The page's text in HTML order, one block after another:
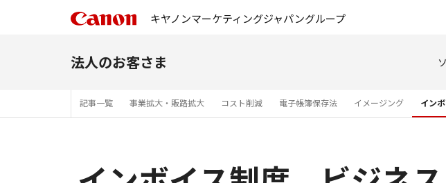
キヤノンマーケティングジャパングループ
法人のお客さま
記事一覧 事業拡大・販路拡大 コスト削減 電子帳簿保存法 イメージング イン